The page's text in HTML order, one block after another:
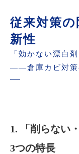
従来対策
新性
「効かない漂白
――倉庫カビ対策
1. 「削らない
3つの特長